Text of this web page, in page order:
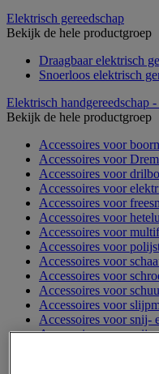
Elektrisch gereedschap
Bekijk de hele productgroep
Draagbaar elektrisch
Snoerloos elektrisch
Elektrisch handgereedschap
Bekijk de hele productgroep
Accessoires voor
Accessoires voor
Accessoires voor
Accessoires voor
Accessoires voor
Accessoires voor
Accessoires voor
Accessoires voor
Accessoires voor
Accessoires voor
Accessoires voor
Accessoires voor
Accessoires voor snij-
Accessoires voor snij-